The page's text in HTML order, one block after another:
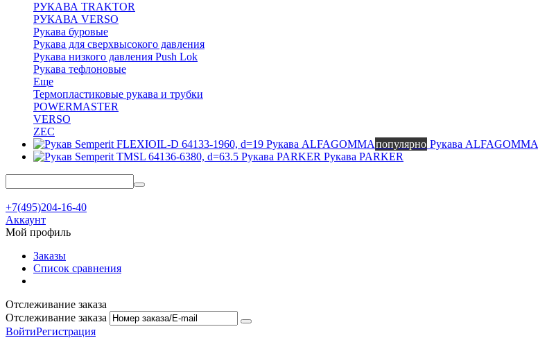
РУКАВА TRAKTOR
РУКАВА VERSO
Рукава буровые
Рукава для сверхвысокого давления
Рукава низкого давления Push Lok
Рукава тефлоновые
Еще
Термопластиковые рукава и трубки
POWERMASTER
VERSO
ZEC
Рукава ALFAGOMMAпопулярно Рукава ALFAGOMMA
Рукава PARKER Рукава PARKER
+7(495)204-16-40
Аккаунт
Мой профиль
Заказы
Список сравнения
Отслеживание заказа
Отслеживание заказа
ВойтиРегистрация